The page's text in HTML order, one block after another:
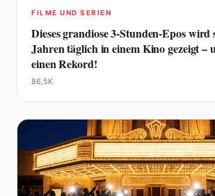
FILME UND SERIEN
Dieses grandiose 3-Stunden-Epos wird
Jahren täglich in einem Kino gezeigt –
einen Rekord!
86,5K